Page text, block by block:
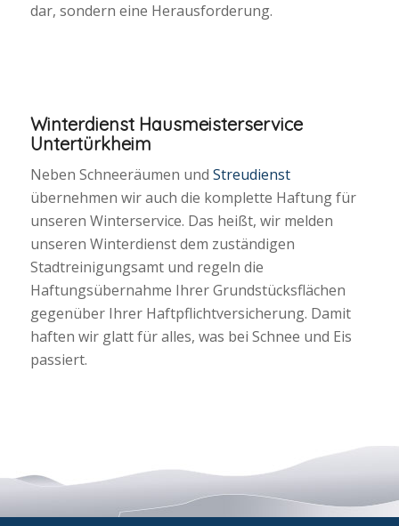
dar, sondern eine Herausforderung.
Winterdienst Hausmeisterservice
Untertürkheim
Neben Schneeräumen und Streudienst
übernehmen wir auch die komplette Haftung für
unseren Winterservice. Das heißt, wir melden
unseren Winterdienst dem zuständigen
Stadtreinigungsamt und regeln die
Haftungsübernahme Ihrer Grundstücksflächen
gegenüber Ihrer Haftpflichtversicherung. Damit
haften wir glatt für alles, was bei Schnee und Eis
passiert.